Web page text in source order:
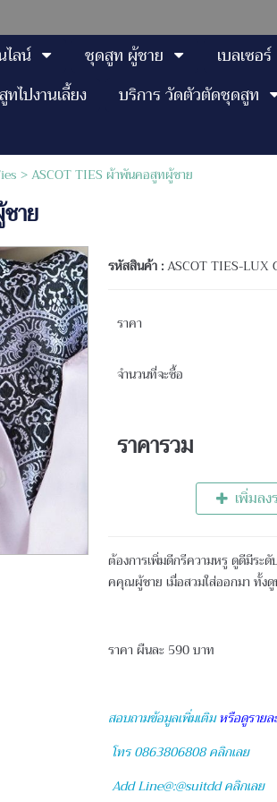
ลน์ ชุดสูท ผู้ชาย เบลเซอร์
ไปงานเลี้ยง บริการ วัดตัวตัดชุดสูท
> ASCOT TIES ผ้าพันคอสูทผู้ชาย
าย
รหัสสินค้า :ASCOT TIES-LUX
ราคา
จำนวนที่จะซื้อ
ราคารวม
เพิ่มลง
ต้องการเพิ่มดีกรีความหรู ดูดีมีระดั
คคุณผู้ชาย เมื่อสวมใส่ออกมา ทั้ง
ราคา ผืนละ 590 บาท
สอบถามข้อมูลเพิ่มเติม หรือดูราย
โทร 0863806808 คลิกเลย
Add Line@:@suitdd คลิกเลย